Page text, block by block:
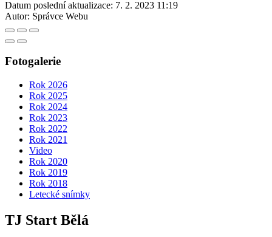
Datum poslední aktualizace: 7. 2. 2023 11:19
Autor: Správce Webu
Fotogalerie
Rok 2026
Rok 2025
Rok 2024
Rok 2023
Rok 2022
Rok 2021
Video
Rok 2020
Rok 2019
Rok 2018
Letecké snímky
TJ Start Bělá